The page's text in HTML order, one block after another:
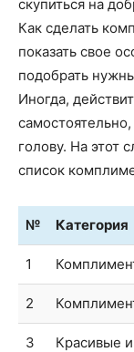
скупиться на
Как сделать
показать свое
подобрать
Иногда,
голову. На этот
список
№ Категория
1
2
3
Красивые